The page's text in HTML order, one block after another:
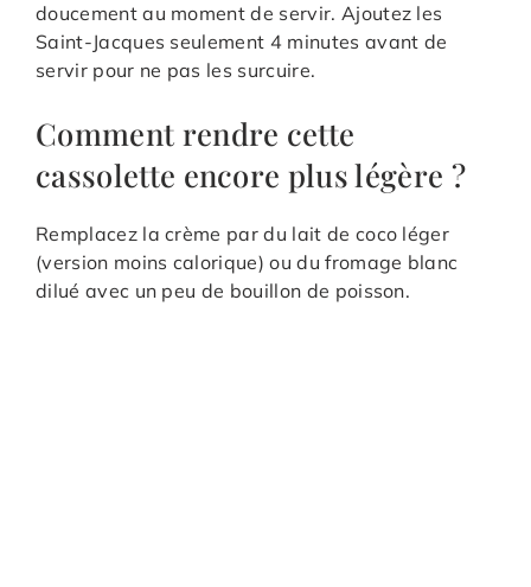
doucement au moment de servir. Ajoutez les
Saint-Jacques seulement 4 minutes avant de
servir pour ne pas les surcuire.
Comment rendre cette
cassolette encore plus légère ?
Remplacez la crème par du lait de coco léger
(version moins calorique) ou du fromage blanc
dilué avec un peu de bouillon de poisson.